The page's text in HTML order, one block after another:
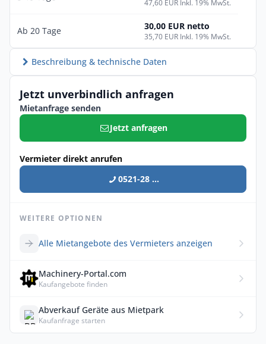
47,60 EUR Inkl. 19% MwSt.
Ab 20 Tage 30,00 EUR netto
35,70 EUR Inkl. 19% MwSt.
Beschreibung & technische Daten
Jetzt unverbindlich anfragen
Mietanfrage senden
Jetzt anfragen
Vermieter direkt anrufen
0521-28 ...
WEITERE OPTIONEN
Alle Mietangebote des Vermieters anzeigen
Machinery-Portal.com
Kaufangebote finden
Abverkauf Geräte aus Mietpark
Kaufanfrage starten